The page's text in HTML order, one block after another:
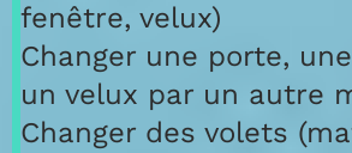
fenêtre, velux)
Changer une porte,
un velux par un autre
Changer des volets